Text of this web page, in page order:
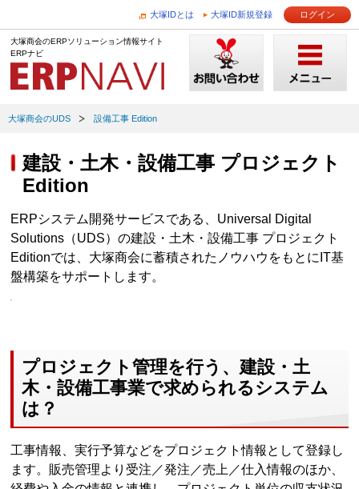
大塚IDとは 大塚ID新規登録 ログイン
大塚商会のERPソリューション情報サイト
ERPナビ
大塚商会のUDS 設備工事 Edition
建設・土木・設備工事 プロジェクト
Edition
ERPシステム開発サービスである、Universal Digital
Solutions（UDS）の建設・土木・設備工事 プロジェクト
Editionでは、大塚商会に蓄積されたノウハウをもとにIT基
盤構築をサポートします。
プロジェクト管理を行う、建設・土
木・設備工事業で求められるシステム
は？
工事情報、実行予算などをプロジェクト情報として登録し
ます。販売管理より受注／発注／売上／仕入情報のほか、